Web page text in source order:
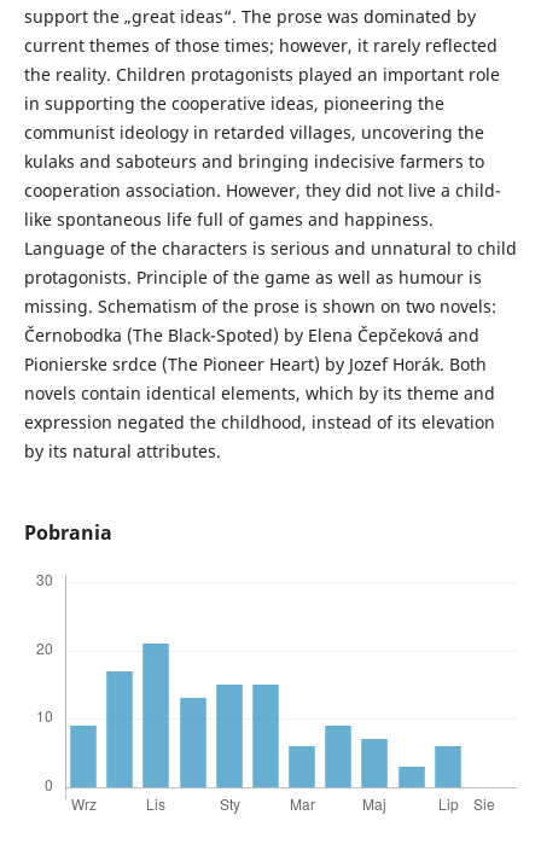
support the „great ideas“. The prose was dominated by
current themes of those times; however, it rarely reflected
the reality. Children protagonists played an important role
in supporting the cooperative ideas, pioneering the
communist ideology in retarded villages, uncovering the
kulaks and saboteurs and bringing indecisive farmers to
cooperation association. However, they did not live a child-
like spontaneous life full of games and happiness.
Language of the characters is serious and unnatural to child
protagonists. Principle of the game as well as humour is
missing. Schematism of the prose is shown on two novels:
Černobodka (The Black-Spoted) by Elena Čepčeková and
Pionierske srdce (The Pioneer Heart) by Jozef Horák. Both
novels contain identical elements, which by its theme and
expression negated the childhood, instead of its elevation
by its natural attributes.
Pobrania